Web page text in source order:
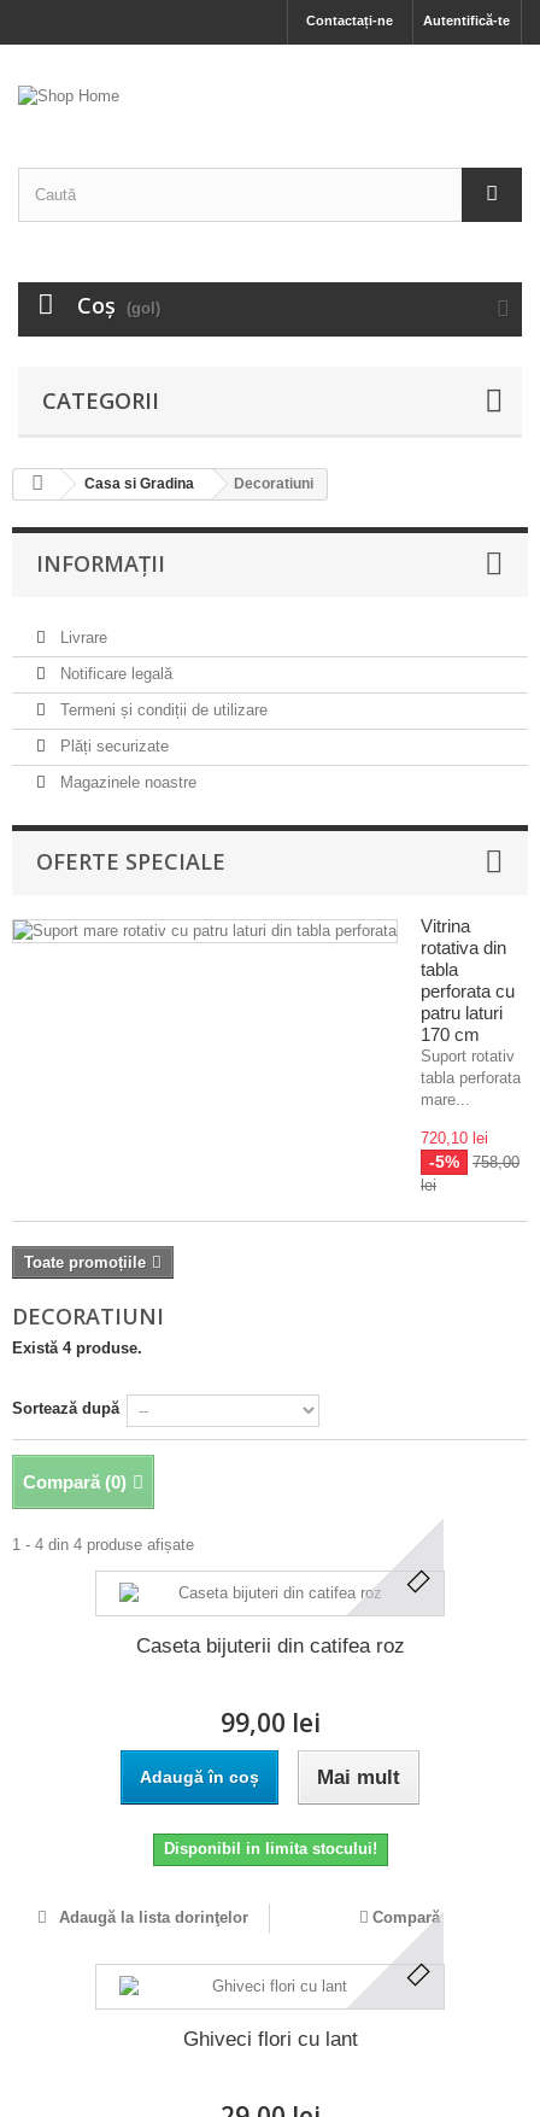
Autentifică-te
Contactați-ne
Coş (gol)
CATEGORII
Casa si Gradina Decoratiuni
INFORMAȚII
Livrare
Notificare legală
Termeni și condiții de utilizare
Plăți securizate
Magazinele noastre
OFERTE SPECIALE
Vitrina
rotativa din
tabla
perforata cu
patru laturi
170 cm
Suport rotativ
tabla perforata
mare...
720,10 lei
-5%
758,00
lei
Toate promoțiile
DECORATIUNI
Există 4 produse.
Sortează după
Compară (0)
1 - 4 din 4 produse afișate
Caseta bijuterii din catifea roz
99,00 lei
Adaugă în coș Mai mult
Disponibil in limita stocului!
Adaugă la lista dorinţelor Compară
Ghiveci flori cu lant